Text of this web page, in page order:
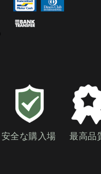
安全な購入場 最高品